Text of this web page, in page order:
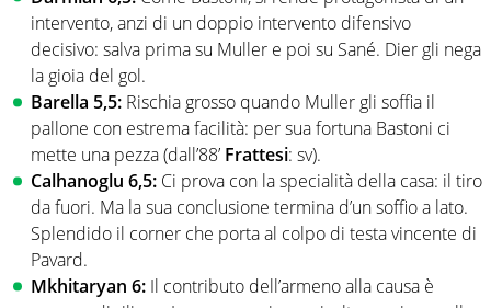
intervento, anzi di un doppio intervento difensivo
decisivo: salva prima su Muller e poi su Sané. Dier gli nega
la gioia del gol.
Barella 5,5: Rischia grosso quando Muller gli soffia il
pallone con estrema facilità: per sua fortuna Bastoni ci
mette una pezza (dall’88’ Frattesi: sv).
Calhanoglu 6,5: Ci prova con la specialità della casa: il tiro
da fuori. Ma la sua conclusione termina d’un soffio a lato.
Splendido il corner che porta al colpo di testa vincente di
Pavard.
Mkhitaryan 6: Il contributo dell’armeno alla causa è